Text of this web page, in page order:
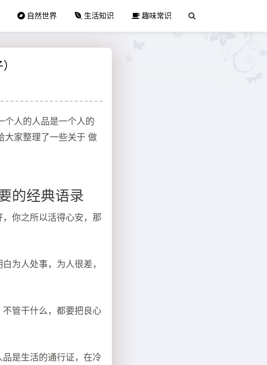
自然世界 生活知识 趣味常识
个人的人品是一个人的
大家整理了一些关于 做
的经典语录
你之所以活得心安，那
为人处事，为人很差，
管干什么，都要把良心
是生活的通行证，在冷